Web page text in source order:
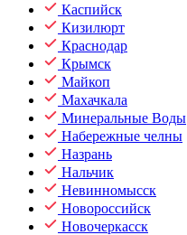
Каспийск
Кизилюрт
Краснодар
Крымск
Майкоп
Махачкала
Минеральные Воды
Набережные челны
Назрань
Нальчик
Невинномысск
Новороссийск
Новочеркасск